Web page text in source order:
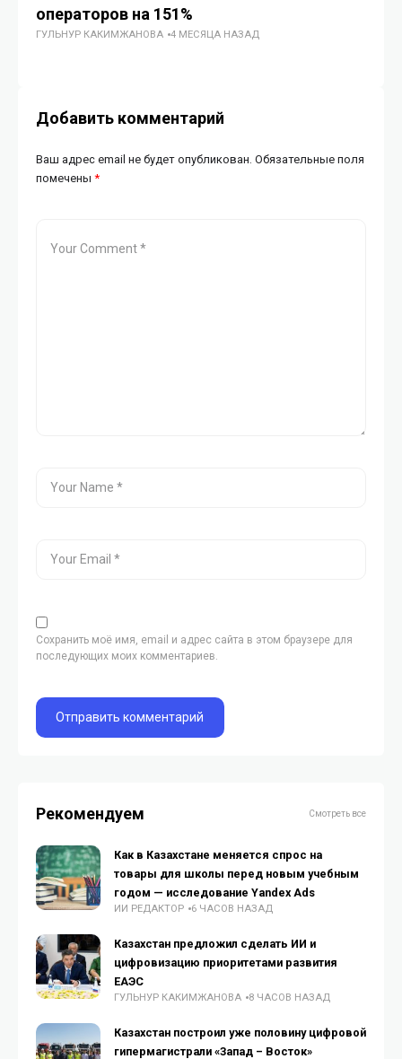
операторов на 151%
ГУЛЬНУР КАКИМЖАНОВА 4 МЕСЯЦА НАЗАД
Добавить комментарий
Ваш адрес email не будет опубликован. Обязательные поля
помечены *
Сохранить моё имя, email и адрес сайта в этом браузере для
последующих моих комментариев.
Рекомендуем Смотреть все
Как в Казахстане меняется спрос на
товары для школы перед новым учебным
годом — исследование Yandex Ads
ИИ РЕДАКТОР 6 ЧАСОВ НАЗАД
Казахстан предложил сделать ИИ и
цифровизацию приоритетами развития
ЕАЭС
ГУЛЬНУР КАКИМЖАНОВА 8 ЧАСОВ НАЗАД
Казахстан построил уже половину цифровой
гипермагистрали «Запад – Восток»